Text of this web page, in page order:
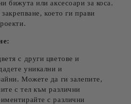
бижута или аксесоари за коса.
което ги прави
с други цветове и
уникални и
Можете да ги залепите,
с тел към различни
с различни